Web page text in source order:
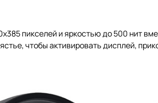
пикселей и яркостью до 500 нит
чтобы активировать дисплей,